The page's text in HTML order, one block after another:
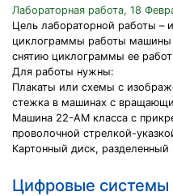
Лабораторная работа, 18
Цель лабораторной работы –
циклограммы работы машины
снятию циклограммы ее
Для работы нужны:
Плакаты или схемы с
стежка в машинах с
Машина 22-АМ класса с
проволочной стрелкой-
Картонный диск, разделенный
Цифровые системы